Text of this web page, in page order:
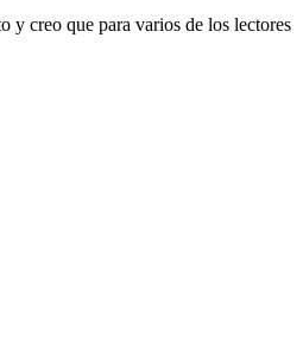
y creo que para varios de los lectores